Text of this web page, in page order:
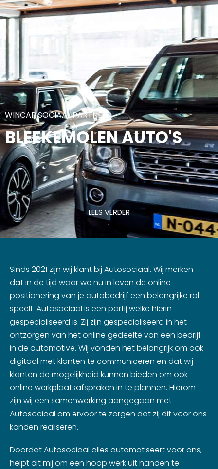
WINCAR SOCIAAL PARTNER
BLEEKEMOLEN AUTO'S
LEES VERDER
↓
Sinds 2021 zijn wij klant bij Autosociaal. Wij merken
dat in de tijd waar we nu in leven de online
positionering van je autobedrijf een belangrijke rol
speelt. Autosociaal is een partij welke hierin
gespecialiseerd is. Zij zijn gespecialiseerd in het
ontzorgen van het online gedeelte van een bedrijf
in de automotive. Wij vonden het belangrijk om ook
digitaal met klanten te communiceren en dat wij
klanten de mogelijkheid kunnen bieden om ook
online werkplaatsafspraken in te plannen. Hierom
zijn wij een samenwerking aangegaan met
Autosociaal om ervoor te zorgen dat zij dit voor ons
konden realiseren.
Doordat Autosociaal alles automatiseert voor ons,
helpt dit mij om een hoop werk uit handen te